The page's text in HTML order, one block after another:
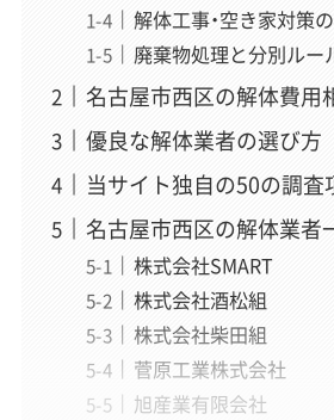
解体工事・空き家対策
廃棄物処理と分別ルー
名古屋市西区の解体費用
優良な解体業者の選び方
当サイト独自の50の調査
名古屋市西区の解体業者
株式会社SMART
株式会社酒松組
株式会社柴田組
菅原工業株式会社
旭産業有限会社